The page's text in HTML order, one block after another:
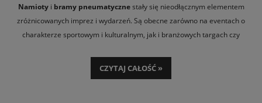
Namiotyi bramy pneumatycznestały się nieodłącznym elementem
zróżnicowanych imprez i wydarzeń. Są obecne zarówno na eventach o
charakterze sportowym i kulturalnym, jak i branżowych targach czy
możliwości oferują i gdzie sprawdzają się najlepiej? Przyjrzyjmy się bliżej
CZYTAJ CAŁOŚĆ »